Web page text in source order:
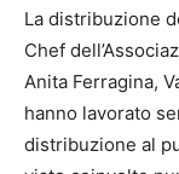
La distribuzione
Chef
Anita Ferragina,
hanno lavorato
distribuzione al